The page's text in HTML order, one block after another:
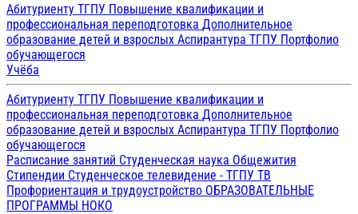
Абитуриенту ТГПУ Повышение квалификации и
профессиональная переподготовка Дополнительное
образование детей и взрослых Аспирантура ТГПУ Портфолио
обучающегося
Учёба
Абитуриенту ТГПУ Повышение квалификации и
профессиональная переподготовка Дополнительное
образование детей и взрослых Аспирантура ТГПУ Портфолио
обучающегося
Расписание занятий Студенческая наука Общежития
Стипендии Студенческое телевидение - ТГПУ ТВ
Профориентация и трудоустройство ОБРАЗОВАТЕЛЬНЫЕ
ПРОГРАММЫ НОКО